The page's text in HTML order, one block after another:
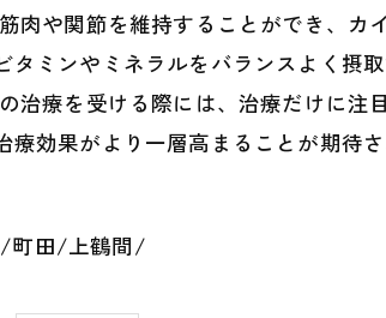
や関節を維持することができ、カ
ミンやミネラルをバランスよく摂
療を受ける際には、治療だけに注
効果がより一層高まることが期待さ
町田/上鶴間/